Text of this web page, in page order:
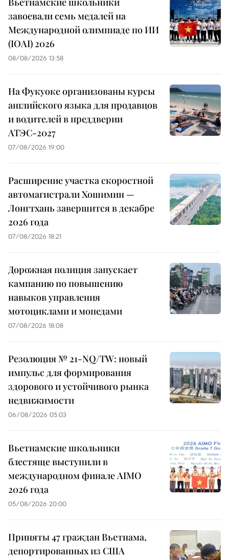
завоевали семь медалей на
Международной олимпиаде по ИИ
(IOAI) 2026
08/08/2026 13:58
На Фукуоке организованы курсы
английского языка для продавцов
и водителей в преддверии
АТЭС-2027
07/08/2026 19:00
Расширение участка скоростной
автомагистрали Хошимин —
Лонгтхань завершится в декабре
2026 года
07/08/2026 18:21
Дорожная полиция запускает
кампанию по повышению
навыков управления
мотоциклами и мопедами
07/08/2026 18:08
Резолюция № 21-NQ/TW: новый
импульс для формирования
здорового и устойчивого рынка
недвижимости
06/08/2026 05:03
Вьетнамские школьники
блестяще выступили в
международном финале AIMO
2026 года
05/08/2026 20:00
Приняты 47 граждан Вьетнама,
депортированных из США